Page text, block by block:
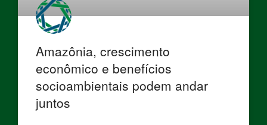
Amazônia, crescimento
econômico e benefícios
socioambientais podem andar
juntos